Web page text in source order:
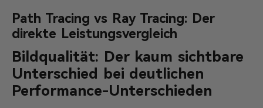
Path Tracing vs Ray Tracing: Der
direkte Leistungsvergleich
Bildqualität: Der kaum sichtbare
Unterschied bei deutlichen
Performance-Unterschieden